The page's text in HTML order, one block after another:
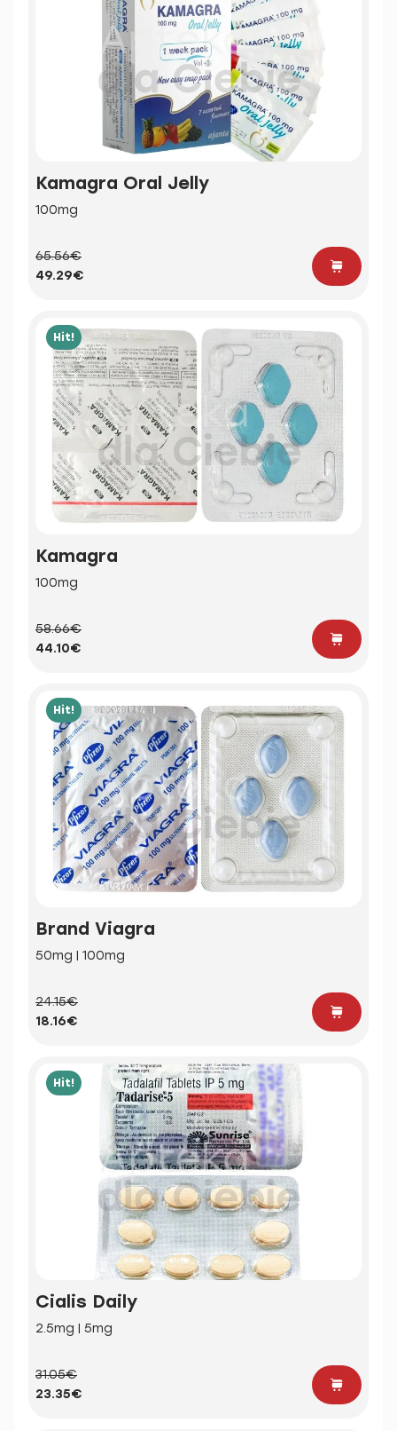
Kamagra Oral Jelly
100mg
65.56€
49.29€
Hit!
Kamagra
100mg
58.66€
44.10€
Hit!
Brand Viagra
50mg | 100mg
24.15€
18.16€
Hit!
Cialis Daily
2.5mg | 5mg
31.05€
23.35€